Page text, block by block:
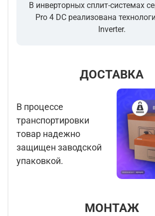
В инверторных сплит-системах
Pro 4 DC реализована
Inverter.
ДОСТАВКА
В процессе
транспортировки
товар надежно
защищен заводской
упаковкой.
МОНТАЖ